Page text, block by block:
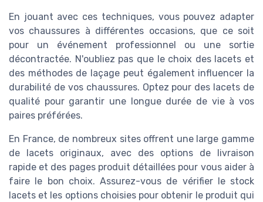
En jouant avec ces techniques, vous pouvez adapter
vos chaussures à différentes occasions, que ce soit
pour un événement professionnel ou une sortie
décontractée. N'oubliez pas que le choix des lacets et
des méthodes de laçage peut également influencer la
durabilité de vos chaussures. Optez pour des lacets de
qualité pour garantir une longue durée de vie à vos
paires préférées.
En France, de nombreux sites offrent une large gamme
de lacets originaux, avec des options de livraison
rapide et des pages produit détaillées pour vous aider à
faire le bon choix. Assurez-vous de vérifier le stock
lacets et les options choisies pour obtenir le produit qui